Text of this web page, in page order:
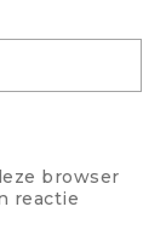
browser
reactie